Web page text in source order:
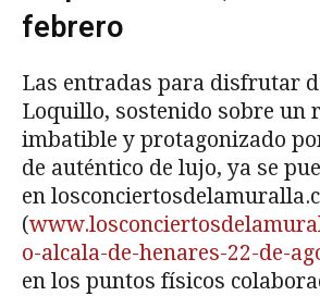
febrero
Las entradas para disfrutar
Loquillo, sostenido sobre un
imbatible y protagonizado
de auténtico de lujo, ya se
en
(
o-alcala-de-henares-22-de-
en los puntos físicos